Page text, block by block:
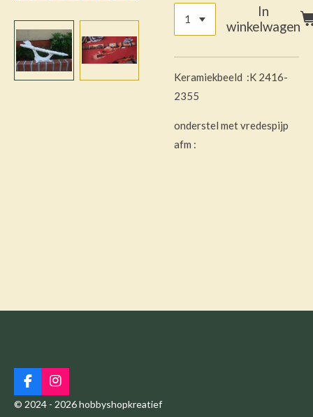
In
winkelwagen
Keramiekbeeld :K 2416-
2355
onderstel met vredespijp
afm :
F
a
c
I
n
s
© 2024 - 2026 hobbyshopkreatief